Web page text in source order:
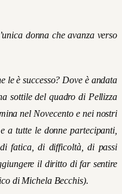
donna che avanza verso
le è successo? Dove è andata
sottile del quadro di Pellizza
nel Novecento e nei nostri
a tutte le donne partecipanti,
fatica, di difficoltà, di passi
il diritto di far sentire
di Michela Becchis).